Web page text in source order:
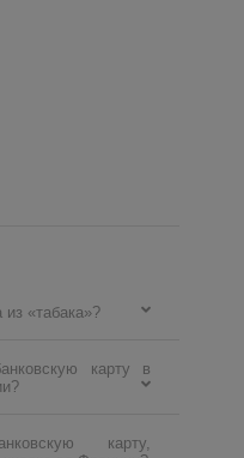
из «табака»?
карту в
карту,